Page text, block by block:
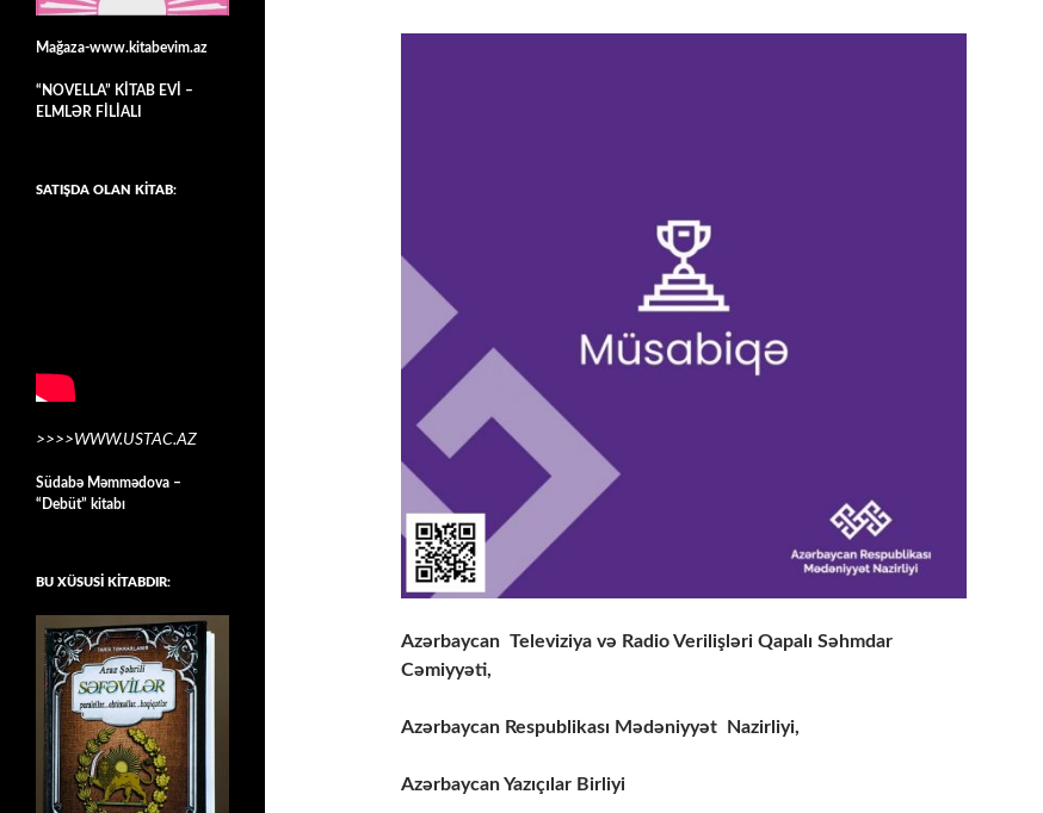
Azərbaycan Televiziya və Radio Verilişləri Qapalı Səhmdar
Cəmiyyəti,
Azərbaycan Respublikası Mədəniyyət Nazirliyi,
Azərbaycan Yazıçılar Birliyi
Mağaza-www.kitabevim.az
“NOVELLA” KİTAB EVİ –
ELMLƏR FİLİALI
SATIŞDA OLAN KİTAB:
>>>>WWW.USTAC.AZ
Südabə Məmmədova –
“Debüt” kitabı
BU XÜSUSİ KİTABDIR: